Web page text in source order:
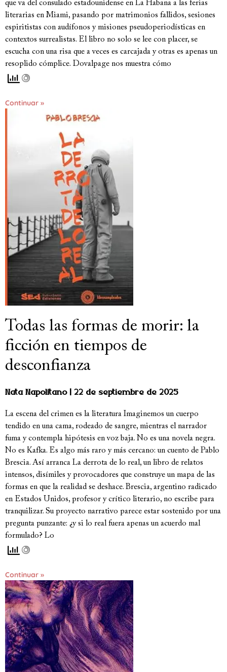
que va del consulado estadounidense en La Habana a las ferias
literarias en Miami, pasando por matrimonios fallidos, sesiones
espiritistas con audífonos y misiones pseudoperiodísticas en
contextos surrealistas. El libro no solo se lee con placer, se
escucha con una risa que a veces es carcajada y otras es apenas un
resoplido cómplice. Dovalpage nos muestra cómo
Continuar »
Todas las formas de morir: la
ficción en tiempos de
desconfianza
Nata Napolitano 22 de septiembre de 2025
La escena del crimen es la literatura Imaginemos un cuerpo
tendido en una cama, rodeado de sangre, mientras el narrador
fuma y contempla hipótesis en voz baja. No es una novela negra.
No es Kafka. Es algo más raro y más cercano: un cuento de Pablo
Brescia. Así arranca La derrota de lo real, un libro de relatos
intensos, disímiles y provocadores que construye un mapa de las
formas en que la realidad se deshace. Brescia, argentino radicado
en Estados Unidos, profesor y crítico literario, no escribe para
tranquilizar. Su proyecto narrativo parece estar sostenido por una
pregunta punzante: ¿y si lo real fuera apenas un acuerdo mal
formulado? Lo
Continuar »